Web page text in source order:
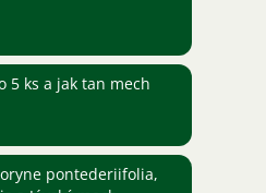
5 ks a jak tan mech
pontederiifolia,